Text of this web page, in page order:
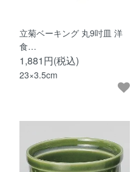
立菊ベーキング 丸9吋皿 洋
食…
1,881円(税込)
23×3.5cm